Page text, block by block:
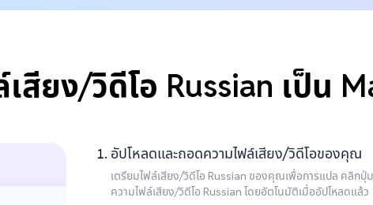
สียง/วิดีโอ Russian เป็น
อัปโหลดและถอดความไฟล์เสียง/วิดีโอของคุณ
เตรียมไฟล์เสียง/วิดีโอ Russian ของคุณเพื่อการแปล คลิก
ความไฟล์เสียง/วิดีโอ Russian โดยอัตโนมัติเมื่ออัปโหลดแล้ว